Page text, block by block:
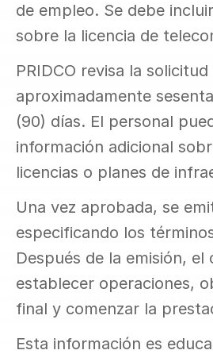
de empleo. Se debe
sobre la licencia de
PRIDCO revisa la
aproximadamente
(90) días. El personal
información adicional
licencias o planes de
Una vez aprobada, se
especificando los
Después de la emisión,
establecer operaciones,
final y comenzar la
Esta información es